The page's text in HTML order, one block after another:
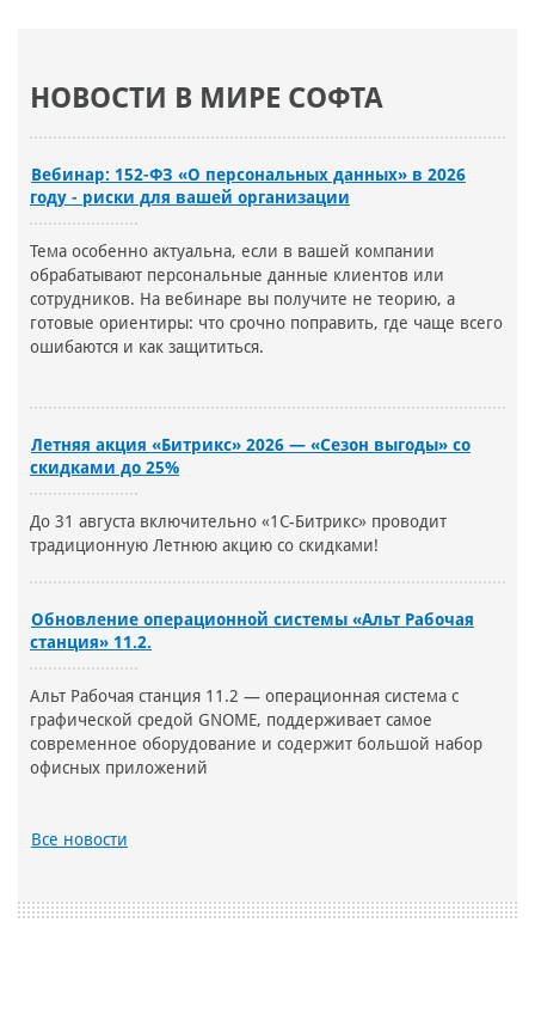
НОВОСТИ В МИРЕ СОФТА
Вебинар: 152-ФЗ «О персональных данных» в 2026
году - риски для вашей организации
Тема особенно актуальна, если в вашей компании
обрабатывают персональные данные клиентов или
сотрудников. На вебинаре вы получите не теорию, а
готовые ориентиры: что срочно поправить, где чаще всего
ошибаются и как защититься.
Летняя акция «Битрикс» 2026 — «Сезон выгоды» со
скидками до 25%
До 31 августа включительно «1С-Битрикс» проводит
традиционную Летнюю акцию со скидками!
Обновление операционной системы «Альт Рабочая
станция» 11.2.
Альт Рабочая станция 11.2 — операционная система с
графической средой GNOME, поддерживает самое
современное оборудование и содержит большой набор
офисных приложений
Все новости